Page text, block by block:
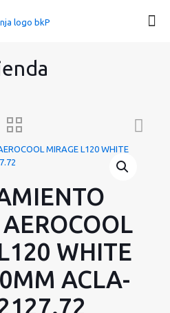
WHITE
ACLA-